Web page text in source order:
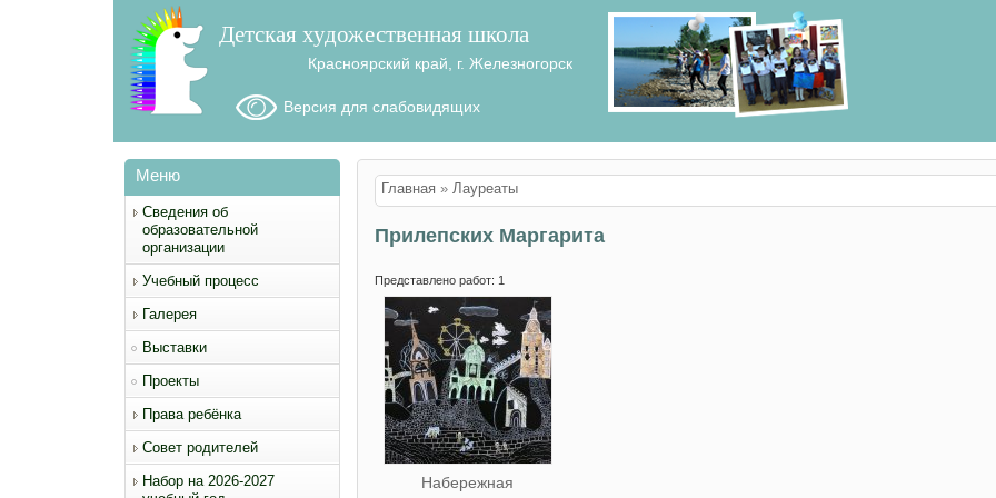
Детская художественная школа
Красноярский край, г. Железногорск
Версия для слабовидящих
Меню
Сведения об
образовательной
организации
Учебный процесс
Галерея
Выставки
Проекты
Права ребёнка
Совет родителей
Набор на 2026-2027
Вы здесь
Главная » Лауреаты
Прилепских Маргарита
Представлено работ: 1
Набережная